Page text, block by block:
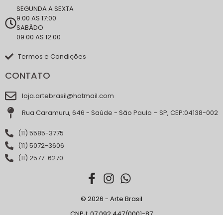
SEGUNDA A SEXTA
9:00 AS 17:00
SABÁDO
09:00 AS 12:00
Termos e Condições
CONTATO
loja.artebrasil@hotmail.com
Rua Caramuru, 646 - Saúde - São Paulo – SP, CEP:04138-002
(11) 5585-3775
(11) 5072-3606
(11) 2577-6270
© 2026 - Arte Brasil